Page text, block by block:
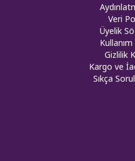
Veri
Üyelik
Gizlilik
Kargo ve
Sıkça